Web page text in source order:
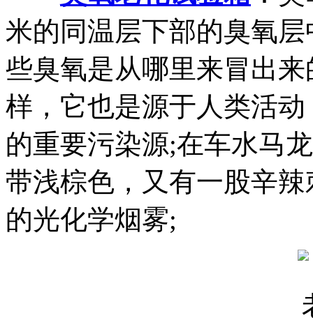
米的同温层下部的臭氧
些臭氧是从哪里来冒出
样，它也是源于人类活
的重要污染源;在车水马
带浅棕色，又有一股辛
的光化学烟雾;